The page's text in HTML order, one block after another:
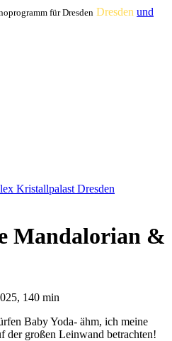
für Dresden Dresden und
Kristallpalast Dresden
Mandalorian &
140 min
Baby Yoda- ähm, ich meine
der großen Leinwand betrachten!